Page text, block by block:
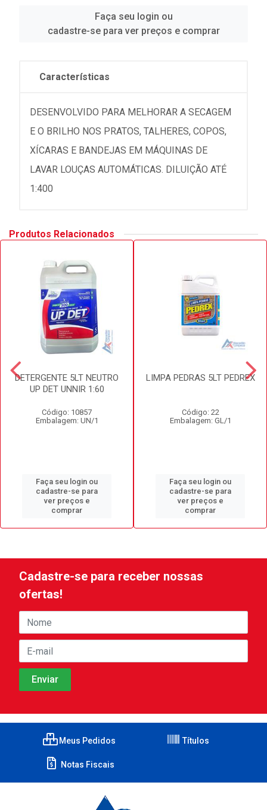
Faça seu login ou
cadastre-se para ver preços e comprar
Características
DESENVOLVIDO PARA MELHORAR A SECAGEM
E O BRILHO NOS PRATOS, TALHERES, COPOS,
XÍCARAS E BANDEJAS EM MÁQUINAS DE
LAVAR LOUÇAS AUTOMÁTICAS. DILUIÇÃO ATÉ
1:400
Produtos Relacionados
DETERGENTE 5LT NEUTRO
UP DET UNNIR 1:60
Código: 10857
Embalagem: UN/1
Faça seu login ou
cadastre-se para
ver preços e
comprar
LIMPA PEDRAS 5LT PEDREX
Código: 22
Embalagem: GL/1
Faça seu login ou
cadastre-se para
ver preços e
comprar
Cadastre-se para receber nossas
ofertas!
Meus Pedidos Títulos
Notas Fiscais